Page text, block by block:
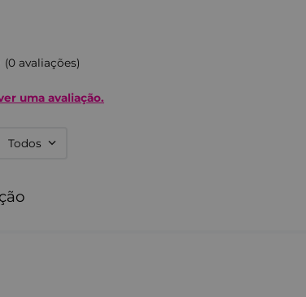
(0 avaliações)
uma avaliação.
Todos